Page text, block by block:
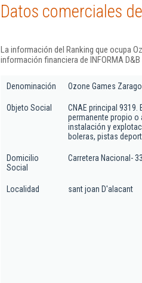
Datos comerciales
La información del Ranking que ocupa
información financiera de INFORMA D&B
Denominación Ozone Games
Objeto Social
CNAE principal
permanente propio
instalación y
boleras, pistas
Domicilio
Social
Carretera Nacional-
Localidad sant joan D'alacant